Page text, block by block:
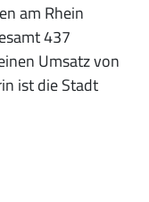
am Rhein
437
Umsatz von
ist die Stadt